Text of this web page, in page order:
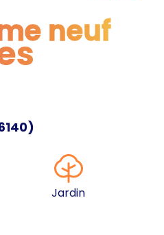
neuf
neuf
)
Jardin